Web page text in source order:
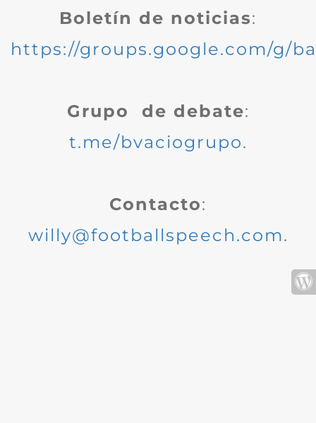
Boletín de noticias:
https://groups.google.com/g/
Grupo de debate:
t.me/bvaciogrupo.
Contacto:
willy@footballspeech.com.